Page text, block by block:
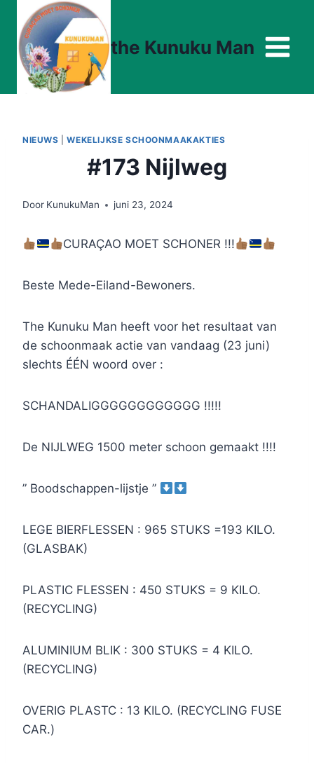
Doorgaan
naar
inhoud
the Kunuku Man
NIEUWS |WEKELIJKSE SCHOONMAAKAKTIES
#173 Nijlweg
Door KunukuMan juni 23, 2024
CURAÇAO MOET SCHONER !!!
Beste Mede-Eiland-Bewoners.
The Kunuku Man heeft voor het resultaat van
de schoonmaak actie van vandaag (23 juni)
slechts ÉÉN woord over :
SCHANDALIGGGGGGGGGGGG !!!!!
De NIJLWEG 1500 meter schoon gemaakt !!!!
” Boodschappen-lijstje ”
LEGE BIERFLESSEN : 965 STUKS =193 KILO.
(GLASBAK)
PLASTIC FLESSEN : 450 STUKS = 9 KILO.
(RECYCLING)
ALUMINIUM BLIK : 300 STUKS = 4 KILO.
(RECYCLING)
OVERIG PLASTC : 13 KILO. (RECYCLING FUSE
CAR.)